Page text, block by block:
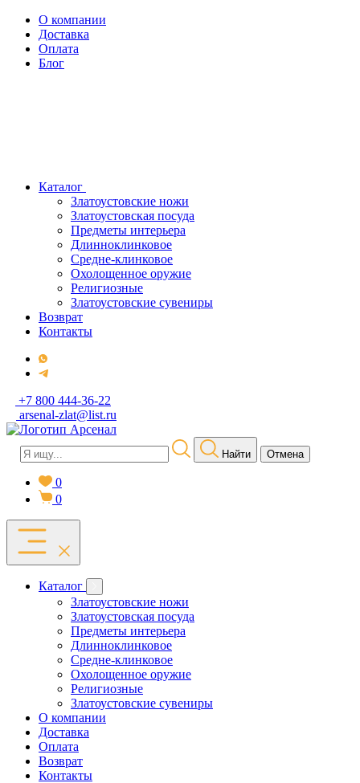
О компании
Доставка
Оплата
Блог
Каталог
Златоустовские ножи
Златоустовская посуда
Предметы интерьера
Длинноклинковое
Средне-клинковое
Охолощенное оружие
Религиозные
Златоустовские сувениры
Возврат
Контакты
+7 800 444-36-22
arsenal-zlat@list.ru
Найти Отмена
0
0
Каталог
Златоустовские ножи
Златоустовская посуда
Предметы интерьера
Длинноклинковое
Средне-клинковое
Охолощенное оружие
Религиозные
Златоустовские сувениры
О компании
Доставка
Оплата
Возврат
Контакты